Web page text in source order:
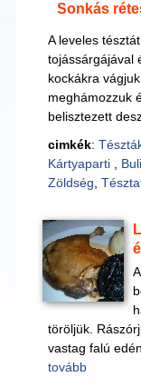
Sonkás
A leveles
tojássárgájával
kockákra
meghámozzuk
belisztezett
cimkék:
Kártyaparti
Buli
Zöldség
töröljük.
vastag falú
tovább